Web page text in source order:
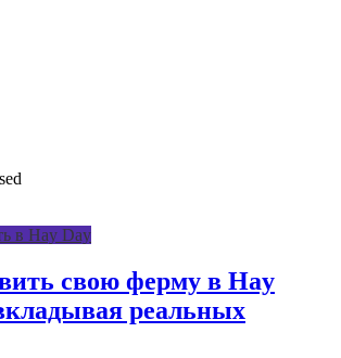
в Hay Day
свою ферму в Hay
реальных